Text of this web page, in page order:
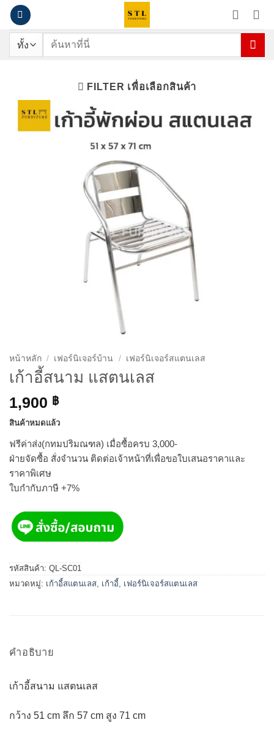
ข้าม
เนื้อหา
ค้นหา:
FILTER เพื่อเลือกสินค้า
หน้าหลัก / เฟอร์นิเจอร์บ้าน / เฟอร์นิเจอร์สแตนเลส
เก้าอี้สนาม แสตนเลส
1,900 ฿
สินค้าหมดแล้ว
ฟรีค่าส่ง(กทมปริมณฑล) เมื่อซื้อครบ 3,000-
ฝ่ายจัดซื้อ สั่งจำนวน ติดต่อเจ้าหน้าที่เพื่อขอใบเสนอราคาและ
ราคาพิเศษ
ใบกำกับภาษี +7%
รหัสสินค้า: QL-SC01
หมวดหมู่: เก้าอี้สแตนเลส เก้าอี้ เฟอร์นิเจอร์สแตนเลส
คำอธิบาย
เก้าอี้สนาม แสตนเลส
กว้าง 51 cm ลึก 57 cm สูง 71 cm